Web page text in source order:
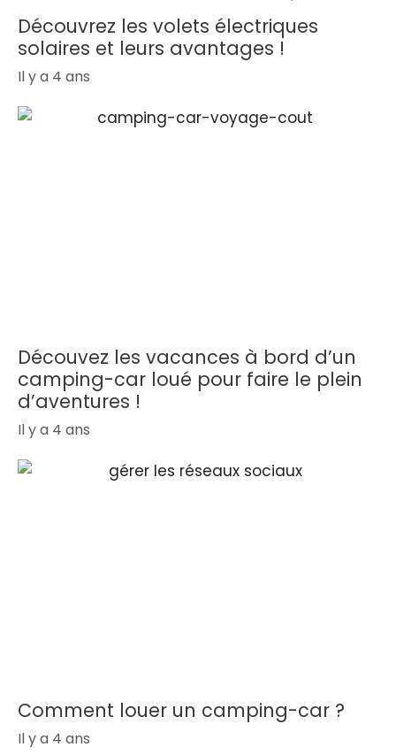
Découvrez les volets électriques
solaires et leurs avantages !
Il y a 4 ans
Découvez les vacances à bord d’un
camping-car loué pour faire le plein
d’aventures !
Il y a 4 ans
Comment louer un camping-car ?
Il y a 4 ans